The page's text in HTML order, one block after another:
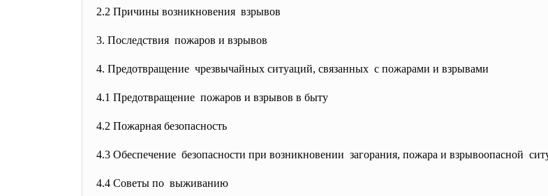
2.2 Причины возникновения взрывов
3. Последствия пожаров и взрывов
4. Предотвращение чрезвычайных ситуаций, связанных с пожарами и взрывами
4.1 Предотвращение пожаров и взрывов в быту
4.2 Пожарная безопасность
4.3 Обеспечение безопасности при возникновении загорания, пожара и взрывоопасной
4.4 Советы по выживанию